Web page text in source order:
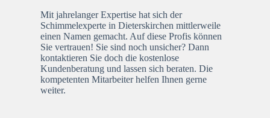
Mit jahrelanger Expertise hat sich der
Schimmelexperte in Dieterskirchen mittlerweile
einen Namen gemacht. Auf diese Profis können
Sie vertrauen! Sie sind noch unsicher? Dann
kontaktieren Sie doch die kostenlose
Kundenberatung und lassen sich beraten. Die
kompetenten Mitarbeiter helfen Ihnen gerne
weiter.